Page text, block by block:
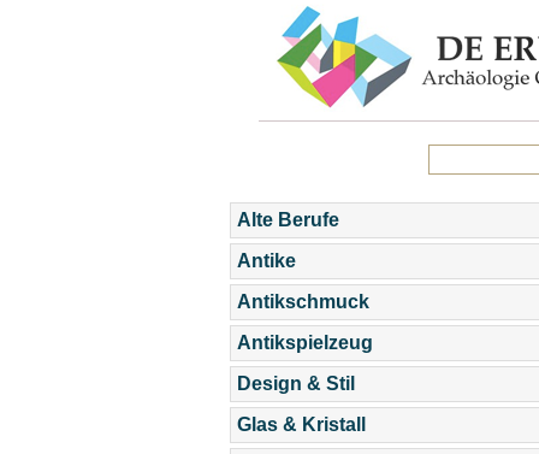
Alte Berufe
Antike
Antikschmuck
Antikspielzeug
Design & Stil
Glas & Kristall